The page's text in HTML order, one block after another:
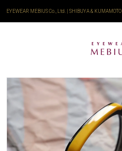
EYEWEAR MEBIUS Co., Ltd. | SHIBUYA & KUMAMOTO